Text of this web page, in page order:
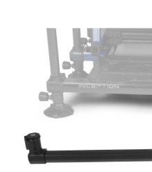
NAVIJAKY
ARÓMY
KRMIVÁ,NÁSTRAHY